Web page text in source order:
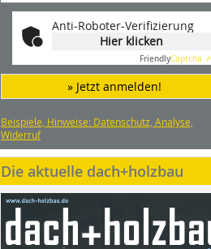
Anti-Roboter-Verifizierung
Hier klicken
FriendlyCaptcha ⇗
» Jetzt anmelden!
Beispiele, Hinweise: Datenschutz, Analyse,
Widerruf
Die aktuelle dach+holzbau